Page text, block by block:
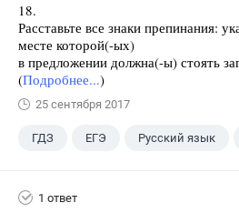
18.
Расставьте все знаки препинания:
месте которой(-ых)
в предложении должна(-ы) стоять
(Подробнее...)
25 сентября 2017
ГДЗ ЕГЭ Русский язык
1 ответ